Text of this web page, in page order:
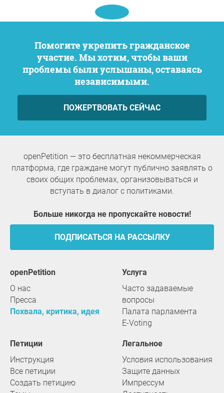
Помогите укрепить гражданское
участие. Мы хотим, чтобы ваши
проблемы были услышаны, оставаясь
независимыми.
ПОЖЕРТВОВАТЬ СЕЙЧАС
openPetition — это бесплатная некоммерческая
платформа, где граждане могут публично заявлять о
своих общих проблемах, организовываться и
вступать в диалог с политиками.
Больше никогда не пропускайте новости!
ПОДПИСАТЬСЯ НА РАССЫЛКУ
openPetition
О нас
Пресса
Похвала, критика, идея
услуга
Часто задаваемые
вопросы
Палата парламента
E-Voting
Петиции
Инструкция
Все петиции
Создать петицию
Легальное
Условия использования
Защите данных
Импрессум